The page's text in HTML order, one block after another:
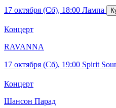
17 октября (Сб), 18:00 Лампа
Концерт
RAVANNA
17 октября (Сб), 19:00 Spirit
Концерт
Шансон Парад